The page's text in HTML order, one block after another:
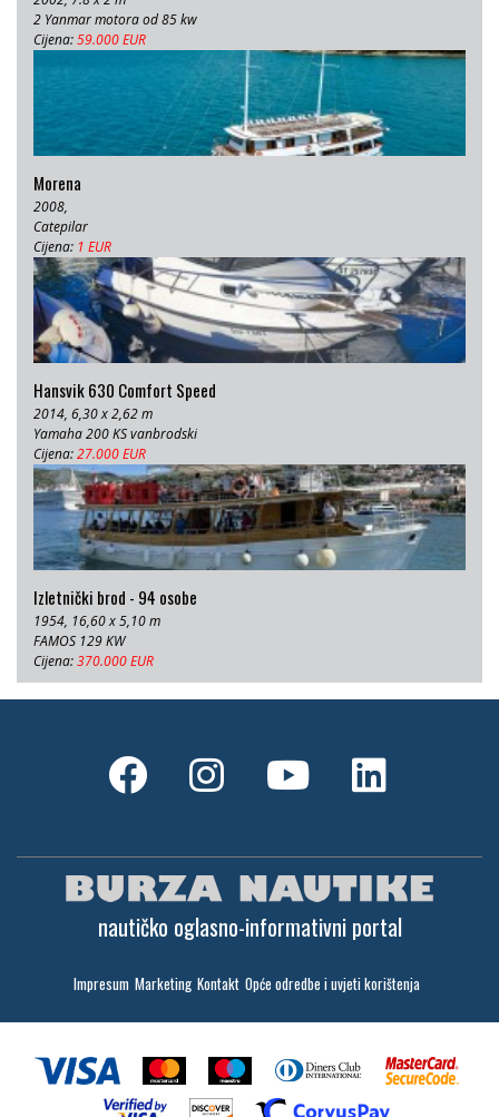
2 Yanmar motora od 85 kw
Cijena:59.000 EUR
Morena
2008,
Catepilar
Cijena: 1 EUR
Hansvik 630 Comfort Speed
2014, 6,30 x 2,62 m
Yamaha 200 KS vanbrodski
Cijena:27.000 EUR
Izletnički brod - 94 osobe
1954, 16,60 x 5,10 m
FAMOS 129 KW
Cijena:370.000 EUR
nautičko oglasno-informativni portal
Impresum Marketing Kontakt Opće odredbe i uvjeti korištenja